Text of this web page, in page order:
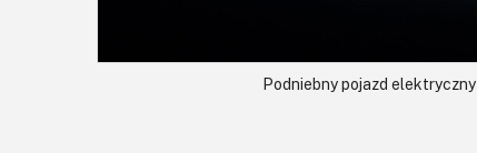
Podniebny pojazd